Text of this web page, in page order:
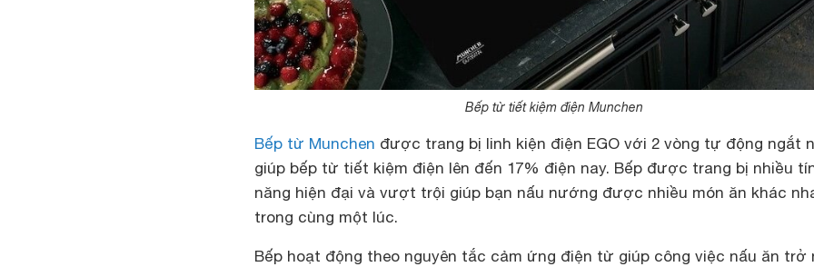
Bếp từ tiết kiệm điện Munchen
Bếp từ Munchen được trang bị linh kiện điện EGO với 2 vòng tự động ngắt
giúp bếp từ tiết kiệm điện lên đến 17% điện nay. Bếp được trang bị nhiều
năng hiện đại và vượt trội giúp bạn nấu nướng được nhiều món ăn khác
trong cùng một lúc.
Bếp hoạt động theo nguyên tắc cảm ứng điện từ giúp công việc nấu ăn trở